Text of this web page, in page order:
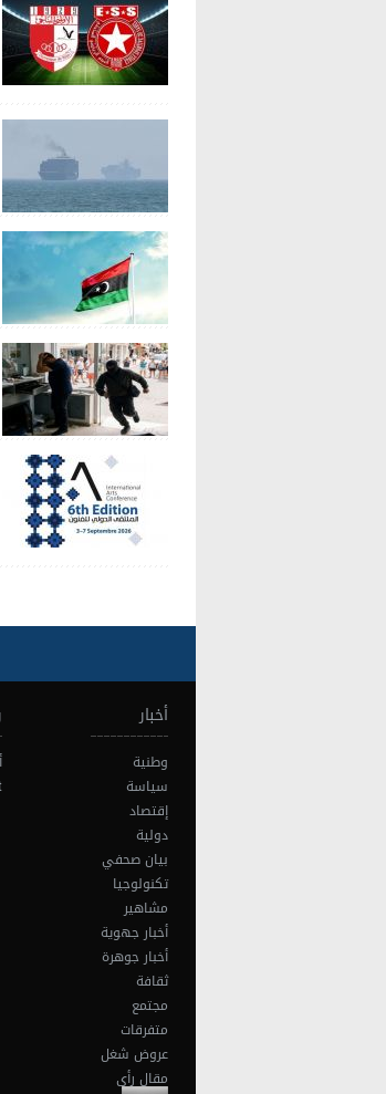
أخبار
وطنية
سياسة
إقتصاد
دولية
بيان صحفي
تكنولوجيا
مشاهير
أخبار جهوية
أخبار جوهرة
ثقافة
مجتمع
متفرقات
عروض شغل
مقال رأي